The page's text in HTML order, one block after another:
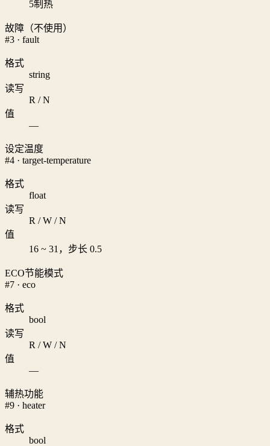
5制热
故障（不使用）
#3 · fault
格式
string
读写
R / N
值
—
设定温度
#4 · target-temperature
格式
float
读写
R / W / N
值
16 ~ 31，步长 0.5
ECO节能模式
#7 · eco
格式
bool
读写
R / W / N
值
—
辅热功能
#9 · heater
格式
bool